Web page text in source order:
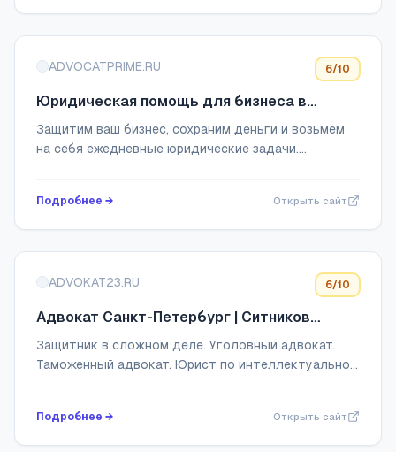
ADVOCATPRIME.RU 6/10
Юридическая помощь для бизнеса в
Москве | Адвокатское бюро Прайм
Защитим ваш бизнес, сохраним деньги и возьмем
на себя ежедневные юридические задачи.
Подробнее → Открыть сайт
ADVOKAT23.RU 6/10
Адвокат Санкт-Петербург | Ситников
Андрей Иванович
Защитник в сложном деле. Уголовный адвокат.
Таможенный адвокат. Юрист по интеллектуальной
Подробнее → Открыть сайт